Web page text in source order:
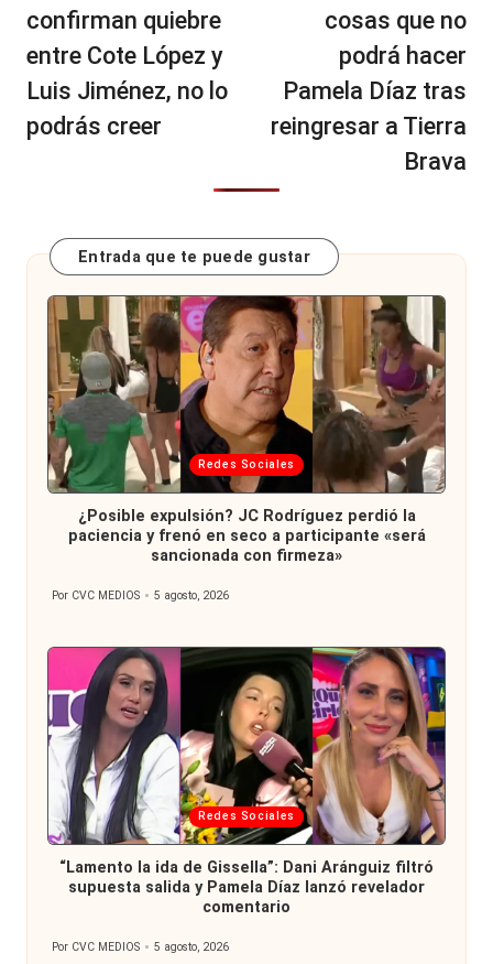
confirman quiebre
entre Cote López y
Luis Jiménez, no lo
podrás creer
cosas que no
podrá hacer
Pamela Díaz tras
reingresar a Tierra
Brava
Entrada que te puede gustar
Publicada
en
Redes Sociales
¿Posible expulsión? JC Rodríguez perdió la
paciencia y frenó en seco a participante «será
sancionada con firmeza»
Publicado
Por CVC MEDIOS 5 agosto, 2026
Publicada
en
Redes Sociales
“Lamento la ida de Gissella”: Dani Aránguiz filtró
supuesta salida y Pamela Díaz lanzó revelador
comentario
Publicado
Por CVC MEDIOS 5 agosto, 2026